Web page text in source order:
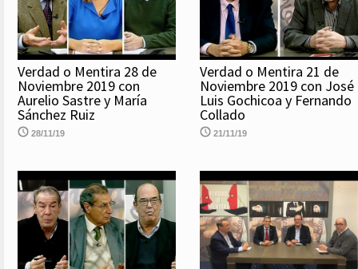
Verdad o Mentira 28 de
Noviembre 2019 con
Aurelio Sastre y María
Sánchez Ruiz
28/11/19
Verdad o Mentira 21 de
Noviembre 2019 con José
Luis Gochicoa y Fernando
Collado
21/11/19